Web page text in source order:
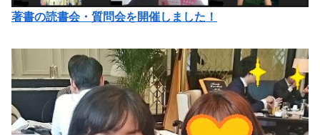
著書の読書会・質問会を開催しました！